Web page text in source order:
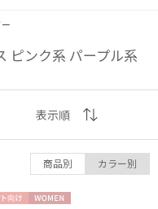
ピンク系 パープル系
表示順
商品別 カラー別